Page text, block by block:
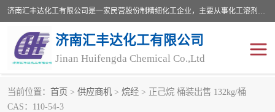
济南汇丰达化工有限公司是一家民营股份制精细化工企业，主要从事化工溶剂、药用辅料、合成中间体等深加工产品的研制开发、生产、销售和进出口贸易。主营产品：环氧丙烷，十二烷基苯，甲基磺酸，磺酸，DMF，DMAC，甘油，苯甲醇，乙酰氯，甲基丙烯酸，甲基丙烯酸甲酯，叔丁醇，异辛酸，二乙烯三胺，一乙，二乙‎，三乙醇胺，原乙酸三甲酯等化工产品及中间体。欢迎各界朋友洽谈咨询业务。
济南汇丰达化工有限公司
Jinan Huifengda Chemical Co.,Ltd
当前位置： 首页 > 供应商机 > 烷经 > 正己烷 桶装出售 132kg/桶
CAS：110-54-3